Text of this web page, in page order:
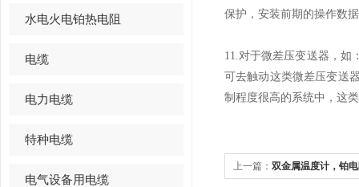
水电火电铂热电阻
电缆
电力电缆
特种电缆
电气设备用电缆
保护，安装前期的操作数
11.对于微差压变送器，如
可去触动这类微差压变送
制程度很高的系统中，这
上一篇： 双金属温度计，铂